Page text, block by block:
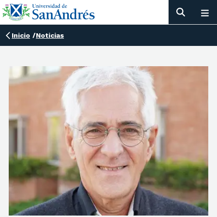
Inicio /Noticias